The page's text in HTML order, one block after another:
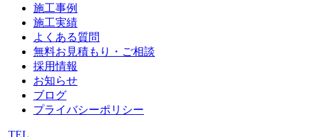
施工事例
施工実績
よくある質問
無料お見積もり・ご相談
採用情報
お知らせ
ブログ
プライバシーポリシー
TEL